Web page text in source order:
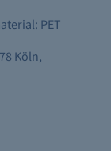
PET
Köln,